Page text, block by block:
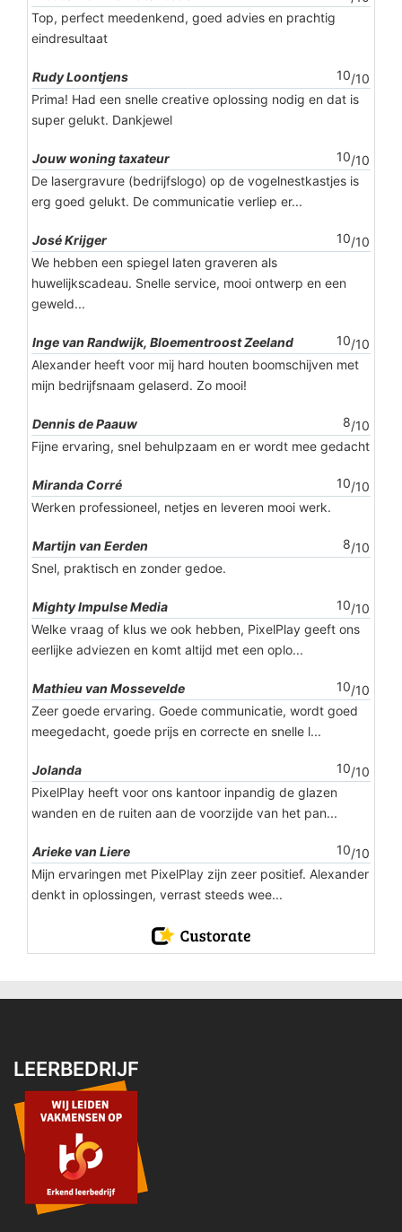
Top, perfect meedenkend, goed advies en prachtig
eindresultaat
Rudy Loontjens 10/10
Prima! Had een snelle creative oplossing nodig en dat is
super gelukt. Dankjewel
Jouw woning taxateur 10/10
De lasergravure (bedrijfslogo) op de vogelnestkastjes is
erg goed gelukt. De communicatie verliep er...
José Krijger 10/10
We hebben een spiegel laten graveren als
huwelijkscadeau. Snelle service, mooi ontwerp en een
geweld...
Inge van Randwijk, Bloementroost Zeeland 10/10
Alexander heeft voor mij hard houten boomschijven met
mijn bedrijfsnaam gelaserd. Zo mooi!
Dennis de Paauw 8/10
Fijne ervaring, snel behulpzaam en er wordt mee gedacht
Miranda Corré 10/10
Werken professioneel, netjes en leveren mooi werk.
Martijn van Eerden 8/10
Snel, praktisch en zonder gedoe.
Mighty Impulse Media 10/10
Welke vraag of klus we ook hebben, PixelPlay geeft ons
eerlijke adviezen en komt altijd met een oplo...
Mathieu van Mossevelde 10/10
Zeer goede ervaring. Goede communicatie, wordt goed
meegedacht, goede prijs en correcte en snelle l...
Jolanda 10/10
PixelPlay heeft voor ons kantoor inpandig de glazen
wanden en de ruiten aan de voorzijde van het pan...
Arieke van Liere 10/10
Mijn ervaringen met PixelPlay zijn zeer positief. Alexander
denkt in oplossingen, verrast steeds wee...
LEERBEDRIJF